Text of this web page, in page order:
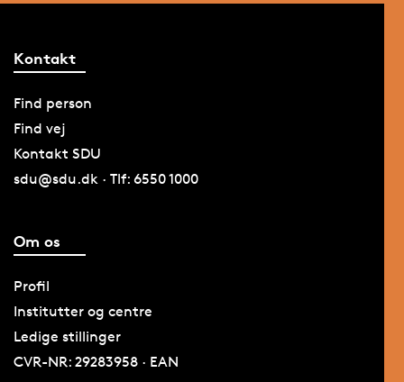
Kontakt
Find person
Find vej
Kontakt SDU
sdu@sdu.dk · Tlf: 6550 1000
Om os
Profil
Institutter og centre
Ledige stillinger
CVR-NR: 29283958 · EAN